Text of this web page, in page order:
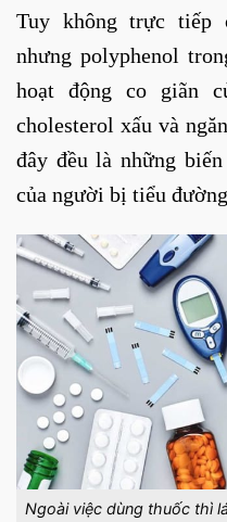
Tuy không trực tiếp
nhưng polyphenol
hoạt động co giãn
cholesterol xấu và
đây đều là những
của người bị tiểu
Ngoài việc dùng thuốc thì